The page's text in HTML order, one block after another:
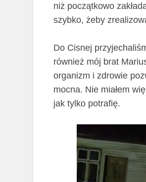
niż początkowo
szybko, żeby
Do Cisnej
również mój brat
organizm i zdrowie
mocna. Nie miałem
jak tylko potrafię.